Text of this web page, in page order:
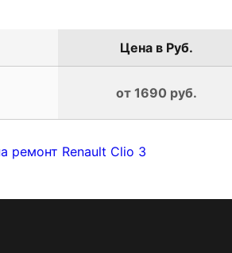
Цена в Руб.
от 1690 руб.
ремонт Renault Clio 3